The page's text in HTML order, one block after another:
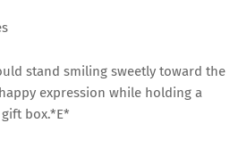
stand smiling sweetly toward the
expression while holding a
box.*E*